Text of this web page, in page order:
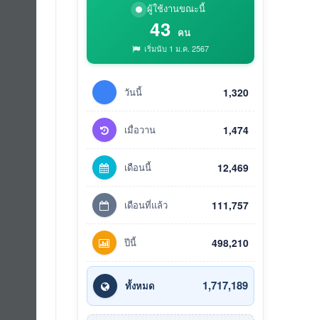
ผู้ใช้งานขณะนี้
43 คน
เริ่มนับ 1 ม.ค. 2567
วันนี้ 1,320
เมื่อวาน 1,474
เดือนนี้ 12,469
เดือนที่แล้ว 111,757
ปีนี้ 498,210
ทั้งหมด 1,717,189